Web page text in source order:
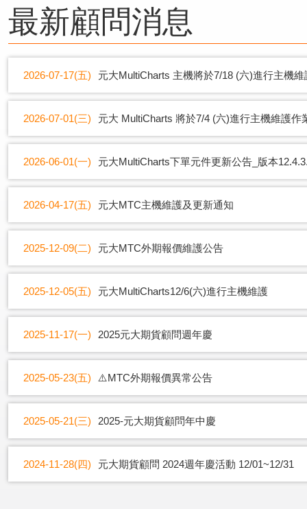
最新顧問消息
2026-07-17(五) 元大MultiCharts 主機將於7/18 (六)進行主機
2026-07-01(三) 元大 MultiCharts 將於7/4 (六)進行主機維護作
2026-06-01(一) 元大MultiCharts下單元件更新公告_版本
2026-04-17(五) 元大MTC主機維護及更新通知
2025-12-09(二) 元大MTC外期報價維護公告
2025-12-05(五) 元大MultiCharts12/6(六)進行主機維護
2025-11-17(一) 2025元大期貨顧問週年慶
2025-05-23(五) ⚠️MTC外期報價異常公告
2025-05-21(三) 2025-元大期貨顧問年中慶
2024-11-28(四) 元大期貨顧問 2024週年慶活動 12/01~12/31